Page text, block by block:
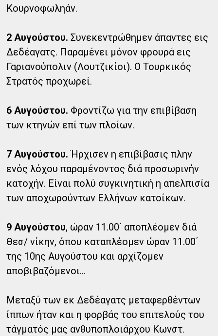
Κουρνοφωληάν.
2 Αυγούστου. Συνεκεντρώθημεν άπαντες εις
Δεδέαγατς. Παραμένει μόνον φρουρά εις
Γαριανούπολιν (Λουτζικίοι). Ο Τουρκικός
Στρατός προχωρεί.
6 Αυγούστου. Φροντίζω για την επιβίβαση
των κτηνών επί των πλοίων.
7 Αυγούστου. Ήρχισεν η επιβίβασις πλην
ενός λόχου παραμένοντος διά προσωρινήν
κατοχήν. Είναι πολύ συγκινητική η απελπισία
των αποχωρούντων Ελλήνων κατοίκων.
9 Αυγούστου, ώραν 11.00΄ αποπλέομεν διά
Θεσ/ νίκην, όπου καταπλέομεν ώραν 11.00΄
της 10ης Αυγούστου και αρχίζομεν
αποβιβαζόμενοι...
Μεταξύ των εκ Δεδέαγατς μεταφερθέντων
ίππων ήταν και η φορβάς του επιτελούς του
τάγματός μας ανθυποπλοιάρχου Κωνστ.